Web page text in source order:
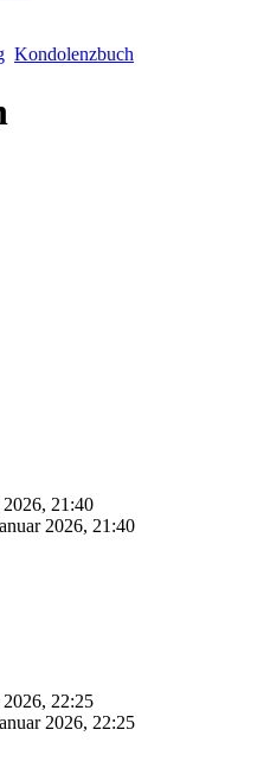
Kondolenzbuch
2026, 21:40
2026, 21:40
2026, 22:25
2026, 22:25